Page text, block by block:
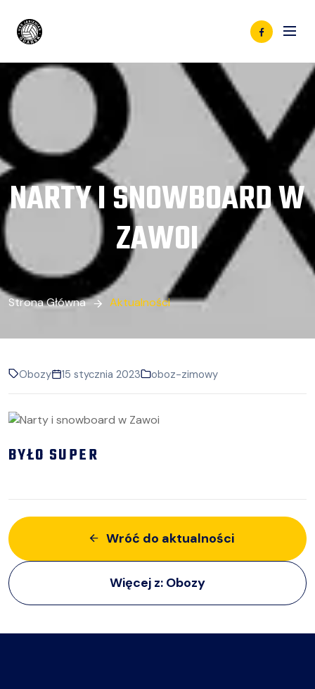
NARTY I SNOWBOARD W
ZAWOI
Strona Główna Aktualności
Obozy 15 stycznia 2023 oboz-zimowy
BYŁO SUPER
Wróć do aktualności
Więcej z: Obozy